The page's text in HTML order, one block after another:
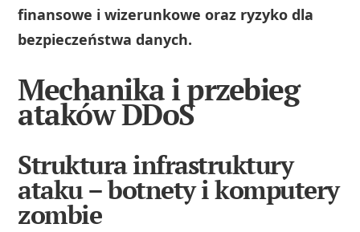
finansowe i wizerunkowe oraz ryzyko dla
bezpieczeństwa danych.
Mechanika i przebieg
ataków DDoS
Struktura infrastruktury
ataku – botnety i komputery
zombie